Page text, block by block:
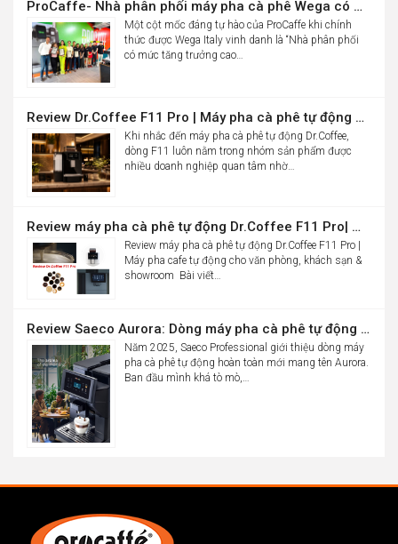
ProCaffe- Nhà phân phối máy pha cà phê Wega có mức tăng trưởng cao nhất thế giới
Một cột mốc đáng tự hào của ProCaffe khi chính
thức được Wega Italy vinh danh là “Nhà phân phối
có mức tăng trưởng cao…
Review Dr.Coffee F11 Pro | Máy pha cà phê tự động cho văn phòng
Khi nhắc đến máy pha cà phê tự động Dr.Coffee,
dòng F11 luôn nằm trong nhóm sản phẩm được
nhiều doanh nghiệp quan tâm nhờ…
Review máy pha cà phê tự động Dr.Coffee F11 Pro| Máy pha cafe tự động cho văn phòng, khách sạn & showroom
Review máy pha cà phê tự động Dr.Coffee F11 Pro |
Máy pha cafe tự động cho văn phòng, khách sạn &
showroom Bài viết…
Review Saeco Aurora: Dòng máy pha cà phê tự động văn phòng mới của Saeco có gì đáng chú ý?
Năm 2025, Saeco Professional giới thiệu dòng máy
pha cà phê tự động hoàn toàn mới mang tên Aurora.
Ban đầu mình khá tò mò,…